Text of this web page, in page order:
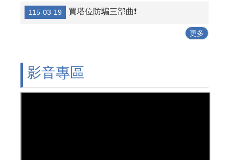
115-03-19 買塔位防騙三部曲❗
更多
影音專區